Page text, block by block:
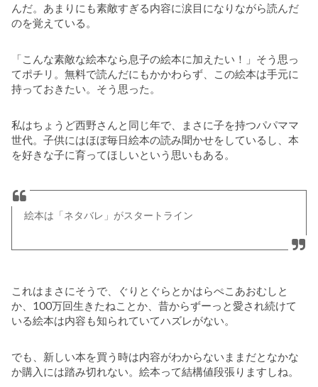
んだ。あまりにも素敵すぎる内容に涙目になりながら読んだ
のを覚えている。
「こんな素敵な絵本なら息子の絵本に加えたい！」そう思っ
てポチリ。無料で読んだにもかかわらず、この絵本は手元に
持っておきたい。そう思った。
私はちょうど西野さんと同じ年で、まさに子を持つパパママ
世代。子供にはほぼ毎日絵本の読み聞かせをしているし、本
を好きな子に育ってほしいという思いもある。
絵本は「ネタバレ」がスタートライン
これはまさにそうで、ぐりとぐらとかはらぺこあおむしと
か、100万回生きたねことか、昔からずーっと愛され続けて
いる絵本は内容も知られていてハズレがない。
でも、新しい本を買う時は内容がわからないままだとなかな
か購入には踏み切れない。絵本って結構値段張りますしね。